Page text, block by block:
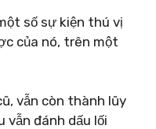
số sự kiện thú vị
của nó, trên một
vẫn còn thành lũy
vẫn đánh dấu lối